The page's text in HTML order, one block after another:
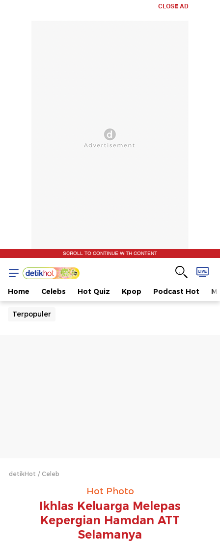
CLOSE AD
SCROLL TO CONTINUE WITH CONTENT
Home Celebs Hot Quiz Kpop Podcast Hot
Terpopuler
detikHot Celeb
Hot Photo
Ikhlas Keluarga Melepas
Kepergian Hamdan ATT
Selamanya